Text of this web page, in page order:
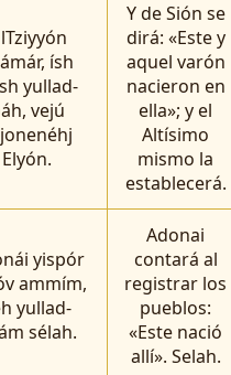
ísh
yullad-
vejú
Elyón.
Y de Sión se
dirá: «Este y
aquel varón
nacieron en
ella»; y el
Altísimo
mismo la
establecerá.
yispór
ammím,
yullad-
sélah.
Adonai
contará al
registrar los
pueblos:
«Este nació
allí». Selah.